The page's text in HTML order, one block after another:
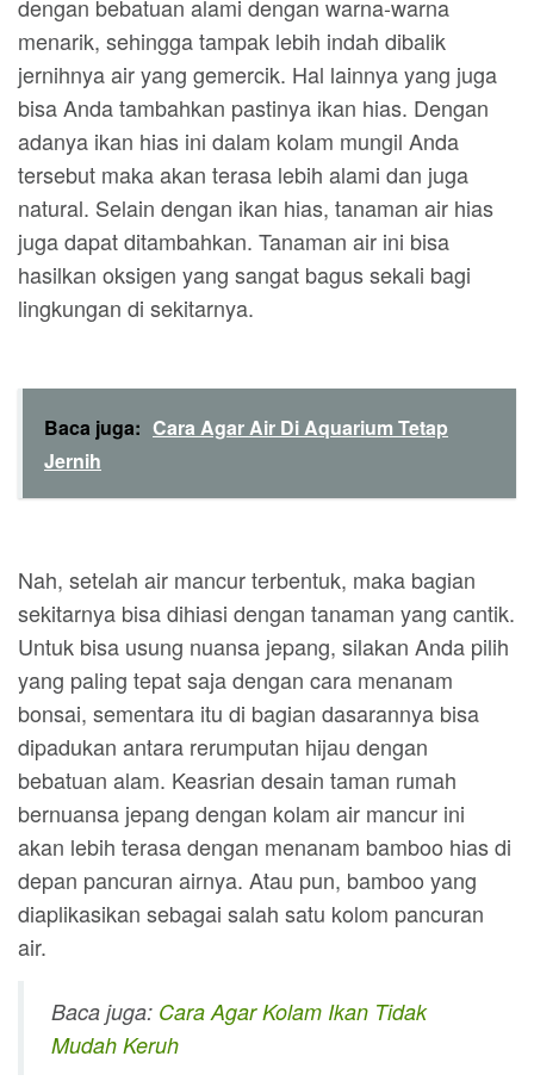
dengan bebatuan alami dengan warna-warna
menarik, sehingga tampak lebih indah dibalik
jernihnya air yang gemercik. Hal lainnya yang juga
bisa Anda tambahkan pastinya ikan hias. Dengan
adanya ikan hias ini dalam kolam mungil Anda
tersebut maka akan terasa lebih alami dan juga
natural. Selain dengan ikan hias, tanaman air hias
juga dapat ditambahkan. Tanaman air ini bisa
hasilkan oksigen yang sangat bagus sekali bagi
lingkungan di sekitarnya.
Baca juga: Cara Agar Air Di Aquarium Tetap
Jernih
Nah, setelah air mancur terbentuk, maka bagian
sekitarnya bisa dihiasi dengan tanaman yang cantik.
Untuk bisa usung nuansa jepang, silakan Anda pilih
yang paling tepat saja dengan cara menanam
bonsai, sementara itu di bagian dasarannya bisa
dipadukan antara rerumputan hijau dengan
bebatuan alam. Keasrian desain taman rumah
bernuansa jepang dengan kolam air mancur ini
akan lebih terasa dengan menanam bamboo hias di
depan pancuran airnya. Atau pun, bamboo yang
diaplikasikan sebagai salah satu kolom pancuran
air.
Baca juga: Cara Agar Kolam Ikan Tidak
Mudah Keruh